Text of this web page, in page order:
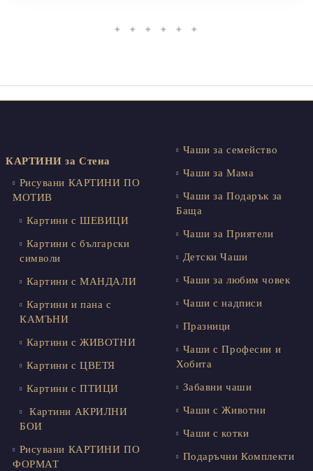
✦ ✦ ✦ ✦ ✦ ✦
КАРТИНИ за Стена
Рисувани КАРТИНИ ПО
МОТИВ
Картини с ШЕВИЦИ
Картини с български
символи
Картини с МАНДАЛИ
Картини и пана с
КАМЪНИ
Картини с ЖИВОТНИ
Картини с ЦВЕТЯ
Картини с ПТИЦИ
Картини АКРИЛНИ
БОИ
Рисувани КАРТИНИ ПО
ФОРМАТ
Чаши за семейство
Чаши за Мама
Чаши за Подарък за
Баща
Чаши за Приятели
Детски Чаши
Чаши за любим човек
Чаши с надписи
Празници
Чаши с Професии и
Хобита
Забавни чаши
Чаши с Животни
Чаши с котки
Подаръчни Комплекти